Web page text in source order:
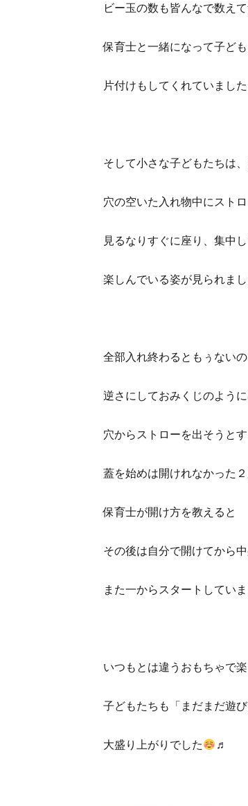
ビー玉の数も皆んなで数え
保育士と一緒になって子ども
片付けもしてくれていました
そして小さな子どもたちは
穴の空いた入れ物中にスト
見るなりすぐに座り、集中
楽しんでいる姿が見られま
全部入れ終わるともぅない
逆さにしておみくじのよう
穴からストローを出そうと
蓋を始めは開けれなかった２
保育士が開け方を教えると
その後は自分で開けてから中
また一からスタートしてい
いつもとは違うおもちゃで楽
子どもたちも「まだまだ遊
大盛り上がりでした ♬